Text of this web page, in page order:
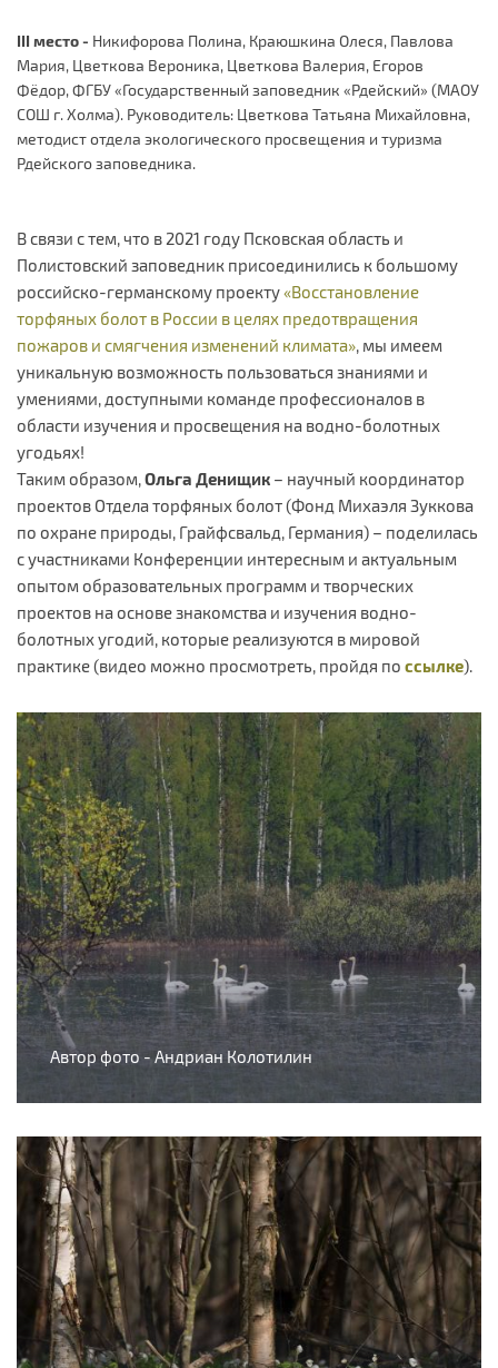
III место - Никифорова Полина, Краюшкина Олеся, Павлова
Мария, Цветкова Вероника, Цветкова Валерия, Егоров
Фёдор, ФГБУ «Государственный заповедник «Рдейский» (МАОУ
СОШ г. Холма). Руководитель: Цветкова Татьяна Михайловна,
методист отдела экологического просвещения и туризма
Рдейского заповедника.
В связи с тем, что в 2021 году Псковская область и
Полистовский заповедник присоединились к большому
российско-германскому проекту«Восстановление
торфяных болот в России в целях предотвращения
пожаров и смягчения изменений климата», мы имеем
уникальную возможность пользоваться знаниями и
умениями, доступными команде профессионалов в
области изучения и просвещения на водно-болотных
угодьях!
Таким образом,Ольга Денищик – научный координатор
проектов Отдела торфяных болот (Фонд Михаэля Зуккова
по охране природы, Грайфсвальд, Германия) – поделилась
с участниками Конференции интересным и актуальным
опытом образовательных программ и творческих
проектов на основе знакомства и изучения водно-
болотных угодий, которые реализуются в мировой
практике (видео можно просмотреть, пройдя по ссылке).
Автор фото - Андриан Колотилин